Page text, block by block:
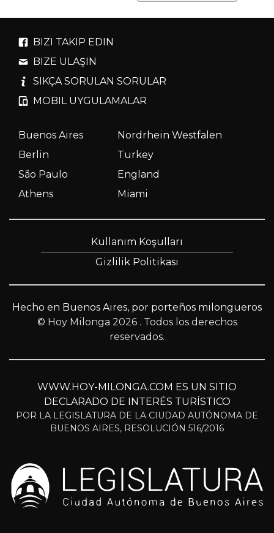
BIZI TAKIP EDIN
BIZE ULAŞIN
SIKÇA SORULAN SORULAR
MOBIL UYGULAMALAR
Buenos Aires
Nordrhein Westfalen
Berlin
Turkey
São Paulo
England
Athens
Miami
Kullanım Koşulları
Gizlilik Politikası
Hecho en Buenos Aires, por porteños milongueros
© Hoy Milonga 2026 . Todos los derechos
reservados.
WWW.HOY-MILONGA.COM ES UN SITIO
DECLARADO DE INTERÉS TURÍSTICO
POR LA LEGISLATURA DE LA CIUDAD AUTÓNOMA DE
BUENOS AIRES, RESOLUCIÓN 516/2016